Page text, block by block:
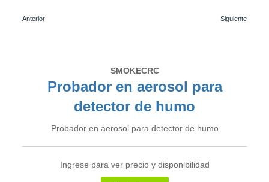
SMOKECRC
Probador en aerosol para
detector de humo
Probador en aerosol para detector de humo
Ingrese para ver precio y disponibilidad